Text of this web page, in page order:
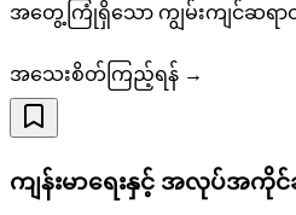
အတွေ့ကြုံရှိသော ကျွမ်းကျင်ဆရာဝန်
အသေးစိတ်ကြည့်ရန် →
ကျန်းမာရေးနှင့် အလုပ်အကိုင်